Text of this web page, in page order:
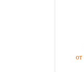
от